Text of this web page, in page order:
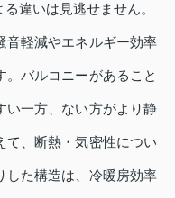
違いは見逃せません。
音軽減やエネルギー効率
バルコニーがあること
い一方、ない方がより静
て、断熱・気密性につい
した構造は、冷暖房効率